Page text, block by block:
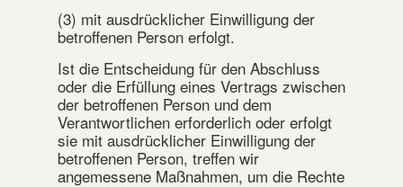
(3) mit ausdrücklicher Einwilligung der
betroffenen Person erfolgt.
Ist die Entscheidung für den Abschluss
oder die Erfüllung eines Vertrags zwischen
der betroffenen Person und dem
Verantwortlichen erforderlich oder erfolgt
sie mit ausdrücklicher Einwilligung der
betroffenen Person, treffen wir
angemessene Maßnahmen, um die Rechte